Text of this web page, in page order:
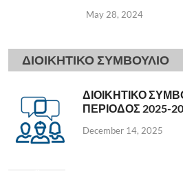
May 28, 2024
ΔΙΟΙΚΗΤΙΚΟ ΣΥΜΒΟΥΛΙΟ
ΔΙΟΙΚΗΤΙΚΟ
ΠΕΡΙΟΔΟΣ 2025-
December 14, 2025